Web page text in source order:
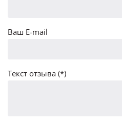
Ваш E-mail
Текст отзыва (*)